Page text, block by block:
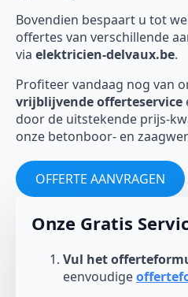
Bovendien bespaart u tot
offertes van verschillende
via elektricien-delvaux.be.
Profiteer vandaag nog van
vrijblijvende offerteservice
door de uitstekende prijs-
onze betonboor- en
OFFERTE AANVRAGEN
Onze Gratis
Vul het
eenvoudige